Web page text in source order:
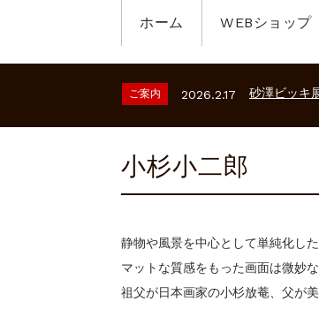
ホーム WEBショップ
ご案内 2026.2.17 砂澤ビッキ
ご案内 2026.2.17
2023.4.25
小杉小二郎
静物や風景を中心として単純化し
マットな質感をもった画面は微妙
祖父が日本画家の小杉放菴、父が美